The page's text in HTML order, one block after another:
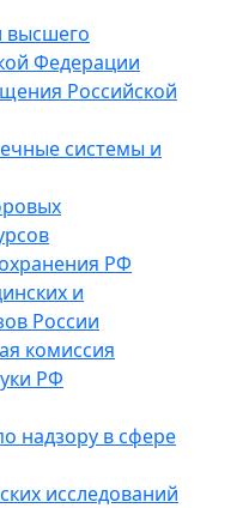
высшего
Федерации
Российской
системы и
РФ
и
России
комиссия
РФ
надзору в сфере
исследований